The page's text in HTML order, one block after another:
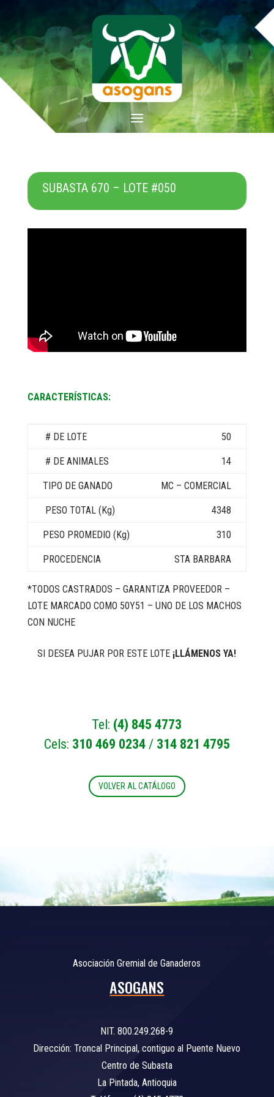
SUBASTA 670 – LOTE #050
CARACTERÍSTICAS:
50
14
MC – COMERCIAL
4348
310
STA BARBARA
*TODOS CASTRADOS – GARANTIZA PROVEEDOR –
LOTE MARCADO COMO 50Y51 – UNO DE LOS MACHOS
CON NUCHE
SI DESEA PUJAR POR ESTE LOTE ¡LLÁMENOS YA!
Tel: (4) 845 4773
Cels: 310 469 0234/ 314 821 4795
VOLVER AL CATÁLOGO
Asociación Gremial de Ganaderos
ASOGANS
NIT. 800.249.268-9
Dirección: Troncal Principal, contiguo al Puente Nuevo
Centro de Subasta
La Pintada, Antioquia